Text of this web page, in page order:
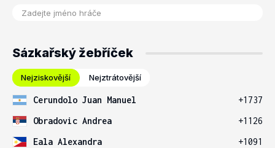
Sázkařský žebříček
Nejziskovější Nejztrátovější
Cerundolo Juan Manuel
+1737
Obradovic Andrea
+1126
Eala Alexandra
+1091